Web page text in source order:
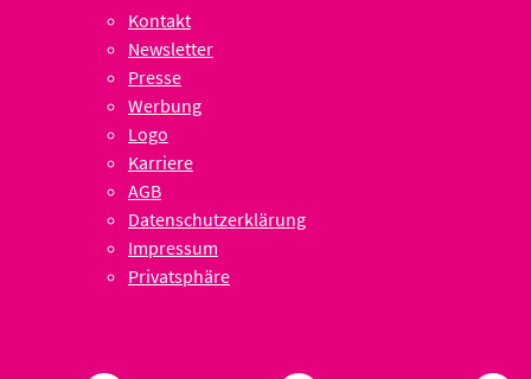
Kontakt
Newsletter
Presse
Werbung
Logo
Karriere
AGB
Datenschutzerklärung
Impressum
Privatsphäre